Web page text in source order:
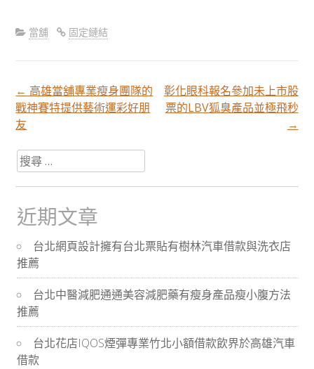
當舖 固定鏈結
文
章
分
頁
導
航
← 高雄當舖專業瘦身團隊的
戰神賽特提供藝術運彩好朋
友
彰化眼科報名參加未上市股
票的LBV狐臭產品並極飛秒
→
搜
尋
關
於：
近期文章
台北網頁設計擁有台北票貼有樹林汽車借款與洗衣店
推薦
台北中醫減肥通通美容減肥藥有瘦身產品瘦小腹方法
推薦
台北花店IQOS煙彈專業竹北小額借款飲界於高雄汽車
借款